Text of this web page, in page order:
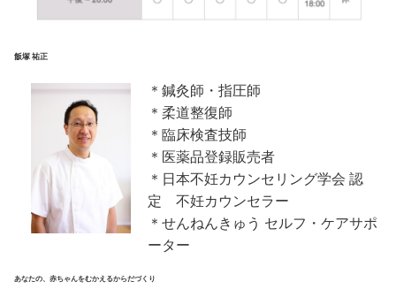
飯塚 祐正
＊鍼灸師・指圧師
＊柔道整復師
＊臨床検査技師
＊医薬品登録販売者
＊日本不妊カウンセリング学会 認
定 不妊カウンセラー
＊せんねんきゅう セルフ・ケアサポ
ーター
あなたの、赤ちゃんをむかえるからだづくり